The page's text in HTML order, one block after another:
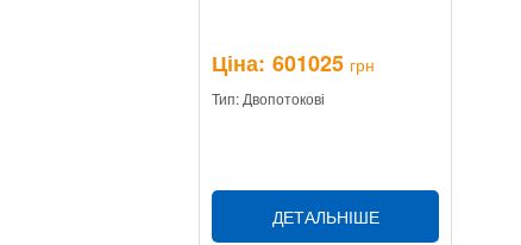
Ціна: 601025 грн
Тип: Двопотокові
ДЕТАЛЬНІШЕ